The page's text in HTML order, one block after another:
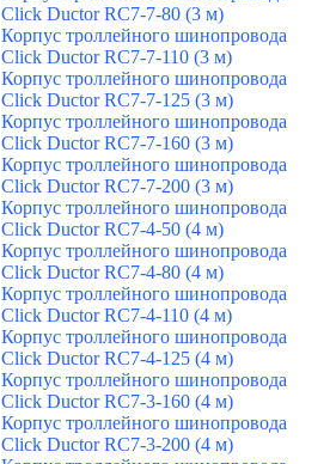
Click Ductor RC7-7-80 (3 м)
Корпус троллейного шинопровода
Click Ductor RC7-7-110 (3 м)
Корпус троллейного шинопровода
Click Ductor RC7-7-125 (3 м)
Корпус троллейного шинопровода
Click Ductor RC7-7-160 (3 м)
Корпус троллейного шинопровода
Click Ductor RC7-7-200 (3 м)
Корпус троллейного шинопровода
Click Ductor RC7-4-50 (4 м)
Корпус троллейного шинопровода
Click Ductor RC7-4-80 (4 м)
Корпус троллейного шинопровода
Click Ductor RC7-4-110 (4 м)
Корпус троллейного шинопровода
Click Ductor RC7-4-125 (4 м)
Корпус троллейного шинопровода
Click Ductor RC7-3-160 (4 м)
Корпус троллейного шинопровода
Click Ductor RC7-3-200 (4 м)